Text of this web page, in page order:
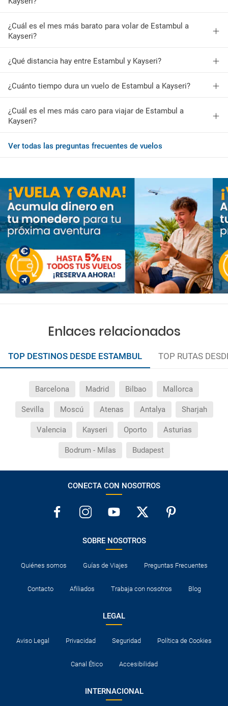
¿Cuál es el mes más barato para volar de Estambul a
Kayseri?
¿Qué distancia hay entre Estambul y Kayseri?
¿Cuánto tiempo dura un vuelo de Estambul a Kayseri?
¿Cuál es el mes más caro para viajar de Estambul a
Kayseri?
Ver todas las preguntas frecuentes de vuelos
Enlaces relacionados
TOP DESTINOS DESDE ESTAMBUL TOP RUTAS
Barcelona Madrid Bilbao Mallorca
Sevilla Moscú Atenas Antalya Sharjah
Valencia Kayseri Oporto Asturias
Bodrum - Milas Budapest
CONECTA CON NOSOTROS
SOBRE NOSOTROS
Quiénes somos Guías de Viajes Preguntas Frecuentes
Contacto Afiliados Trabaja con nosotros Blog
LEGAL
Aviso Legal Privacidad Seguridad Política de Cookies
Canal Ético Accesibilidad
INTERNACIONAL